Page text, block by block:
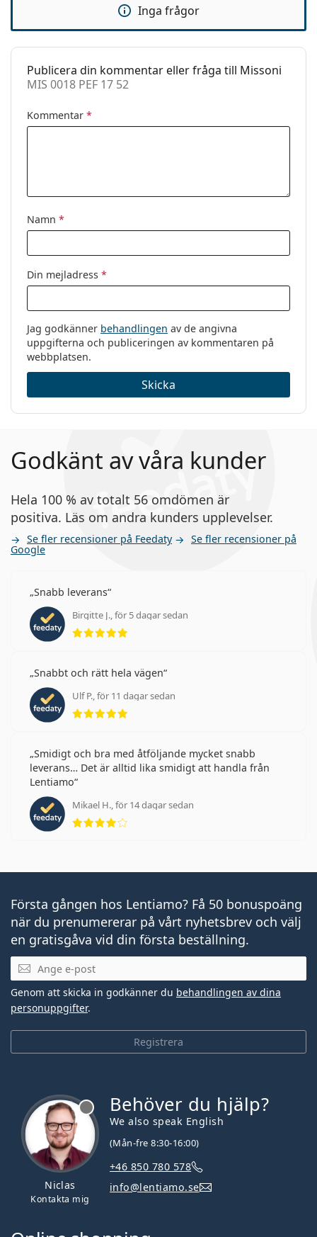
behöver hjälp med att välja ditt par.
Detta är en medicinteknisk produkt. Läs
instruktionerna före användning
Nej
Fodral:
Putsduk:
Ja
Övrigt
Kön:
Dam
Inga frågor
Publicera din kommentar eller fråga till Missoni
MIS 0018 PEF 17 52
Kommentar *
Namn *
Din mejladress *
Jag godkänner behandlingen av de angivna
uppgifterna och publiceringen av kommentaren på
webbplatsen.
Skicka
Godkänt av våra kunder
Hela 100 % av totalt 56 omdömen är
positiva. Läs om andra kunders upplevelser.
Se fler recensioner på Feedaty Se fler recensioner på
Google
Snabb leverans
Birgitte J., för 5 dagar sedan
Betyg 5 av 5
Snabbt och rätt hela vägen
Ulf P., för 11 dagar sedan
Betyg 5 av 5
Smidigt och bra med åtföljande mycket snabb
leverans… Det är alltid lika smidigt att handla från
Lentiamo
Mikael H., för 14 dagar sedan
Betyg 4 av 5
Första gången hos Lentiamo? Få 50 bonuspoäng
när du prenumererar på vårt nyhetsbrev och välj
en gratisgåva vid din första beställning.
Mejladress
Registrera
Genom att skicka in godkänner du behandlingen av dina
personuppgifter.
Niclas
Kontakta mig
Behöver du hjälp?
We also speak English
(Mån-fre 8:30-16:00)
+46 850 780 578
info@lentiamo.se